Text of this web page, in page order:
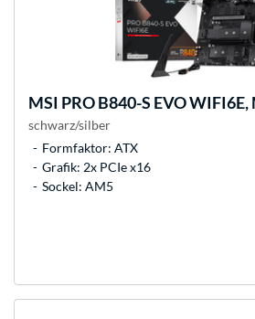
MSI PRO B840-S EVO
schwarz/silber
Formfaktor: ATX
Grafik: 2x PCIe x16
Sockel: AM5